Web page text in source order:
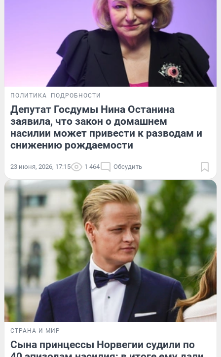
ПОЛИТИКА ПОДРОБНОСТИ
Депутат Госдумы Нина Останина
заявила, что закон о домашнем
насилии может привести к разводам и
снижению рождаемости
23 июня, 2026, 17:15 1 464 Обсудить
СТРАНА И МИР
Сына принцессы Норвегии судили по